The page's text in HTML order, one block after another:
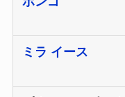
ミラ イース